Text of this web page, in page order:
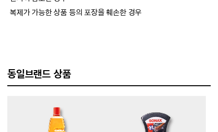
복제가 가능한 상품 등의 포장을 훼손한 경우
동일브랜드 상품